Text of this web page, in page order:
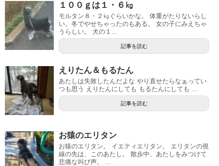
１００ｇは１・６㎏
モルタン８・２㎏ぐらいかな。 体重がたりないらし
い。冬でやせちゃったのもある。 女の子にみえちゃ
うらしい。 犬の１...
記事を読む
えりたん＆もるたん
あたしは失敗したんだよな やり直せたらなぁってい
つも思う えりたんにしても もるたんにしても ...
記事を読む
お猿のエリタン
お猿のエリタン。 イエティエリタン。 エリタンの視
線の先は、このあたし。 散歩中、あたしをみつけて
悲痛な叫び声。 ...